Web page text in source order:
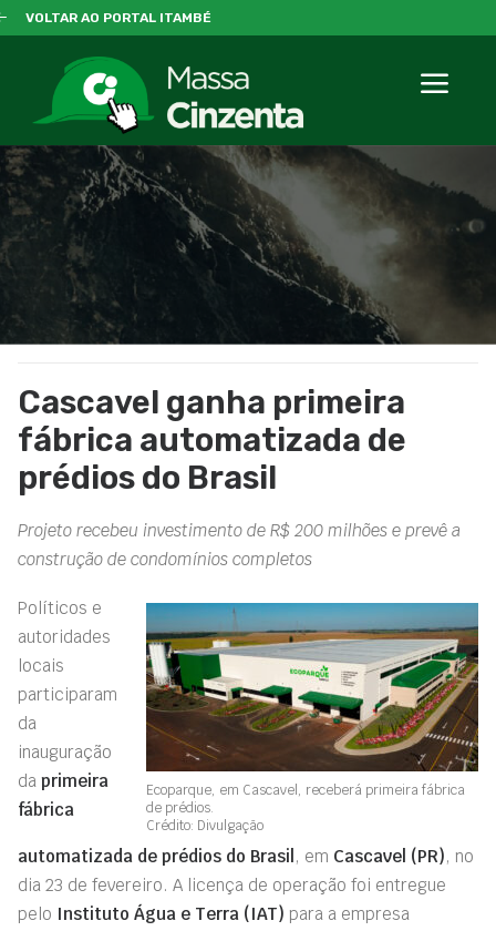
VOLTAR AO PORTAL ITAMBÉ
Cascavel ganha primeira
fábrica automatizada de
prédios do Brasil
Projeto recebeu investimento de R$ 200 milhões e prevê a
construção de condomínios completos
Ecoparque, em Cascavel, receberá primeira fábrica
de prédios.
Crédito: Divulgação
Políticos e
autoridades
locais
participaram
da
inauguração
da primeira
fábrica
automatizada de prédios do Brasil , em Cascavel (PR), no
dia 23 de fevereiro. A licença de operação foi entregue
pelo Instituto Água e Terra (IAT) para a empresa